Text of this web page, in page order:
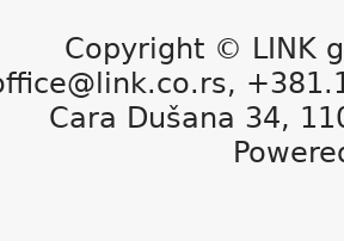
Copyright © LINK
Cara Dušana 34,